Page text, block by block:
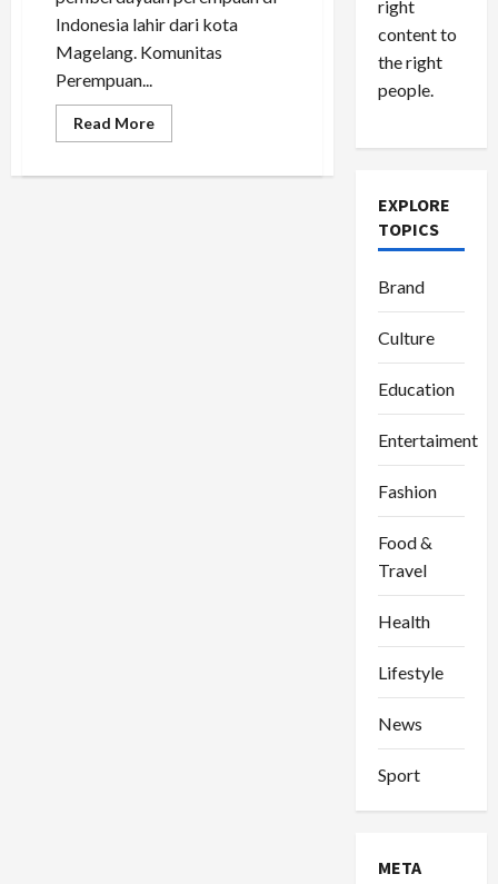
Indonesia lahir dari kota
Magelang. Komunitas
Perempuan...
Read MoreRead
more
Perempuan
right
content to
the right
people.
EXPLORE
TOPICS
Brand
Culture
Education
Entertaiment
Fashion
Food &
Travel
Health
Lifestyle
News
Sport
META